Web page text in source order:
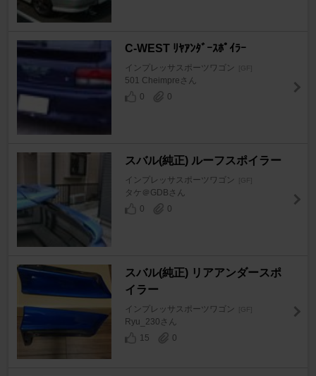
C-WEST ﾘﾔｱﾝﾀﾞｰｽﾎﾟｲﾗｰ
インプレッサスポーツワゴン [GF]
501 Cheimpreさん
0
0
スバル(純正) ルーフスポイラー
インプレッサスポーツワゴン [GF]
タケ＠GDBさん
0
0
スバル(純正) リアアンダースポ
イラー
インプレッサスポーツワゴン [GF]
Ryu_230さん
15
0